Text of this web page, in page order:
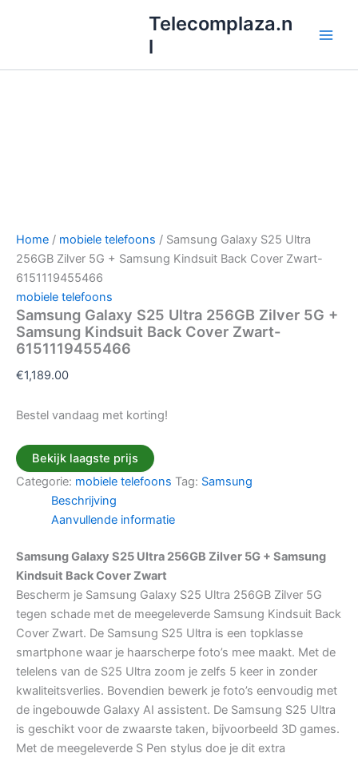
inhoud
Telecomplaza.n
l
Home / mobiele telefoons / Samsung Galaxy S25 Ultra
256GB Zilver 5G + Samsung Kindsuit Back Cover Zwart-
6151119455466
mobiele telefoons
Samsung Galaxy S25 Ultra 256GB Zilver 5G +
Samsung Kindsuit Back Cover Zwart-
6151119455466
€1,189.00
Bestel vandaag met korting!
Bekijk laagste prijs
Categorie: mobiele telefoons Tag: Samsung
Beschrijving
Aanvullende informatie
Samsung Galaxy S25 Ultra 256GB Zilver 5G + Samsung
Kindsuit Back Cover Zwart
Bescherm je Samsung Galaxy S25 Ultra 256GB Zilver 5G
tegen schade met de meegeleverde Samsung Kindsuit Back
Cover Zwart. De Samsung S25 Ultra is een topklasse
smartphone waar je haarscherpe foto’s mee maakt. Met de
telelens van de S25 Ultra zoom je zelfs 5 keer in zonder
kwaliteitsverlies. Bovendien bewerk je foto’s eenvoudig met
de ingebouwde Galaxy AI assistent. De Samsung S25 Ultra
is geschikt voor de zwaarste taken, bijvoorbeeld 3D games.
Met de meegeleverde S Pen stylus doe je dit extra